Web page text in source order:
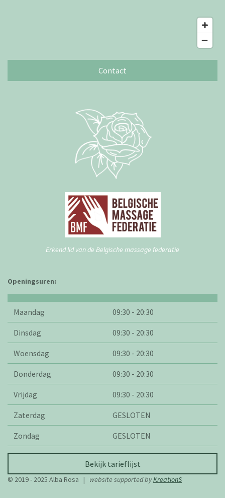
Contact
Erkend lid van de Belgische massage federatie
Openingsuren:
Maandag 09:30 - 20:30
Dinsdag 09:30 - 20:30
Woensdag 09:30 - 20:30
Donderdag 09:30 - 20:30
Vrijdag 09:30 - 20:30
Zaterdag GESLOTEN
Zondag GESLOTEN
Bekijk tarieflijst
© 2019 - 2025 Alba Rosa | website supported byKreationS